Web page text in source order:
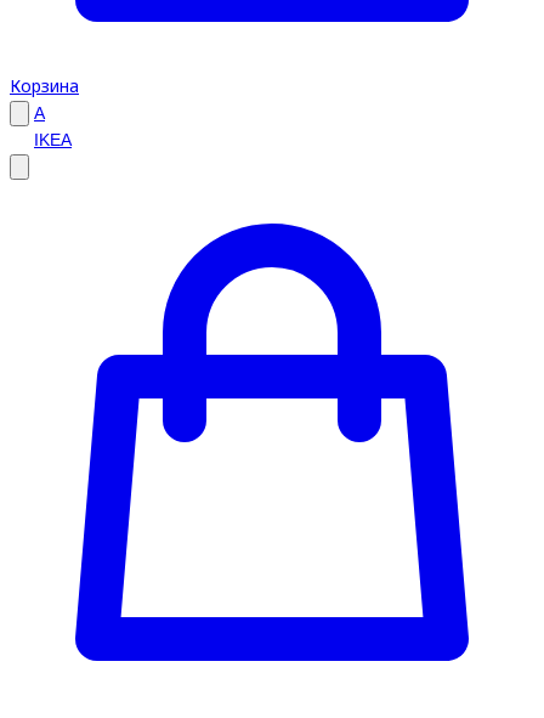
Корзина
A
IKEA